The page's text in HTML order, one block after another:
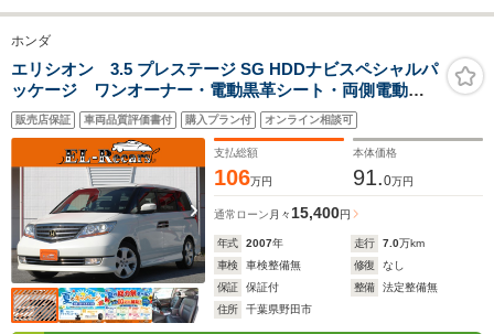
ホンダ
エリシオン 3.5 プレステージ SG HDDナビスペシャルパ
ッケージ ワンオーナー・電動黒革シート・両側電動ス
ライドドア・バックカメラ・フリップダウンモニター・
クルーズコントロール・ドライブレコーダー・HIDヘッド
ライト・シートヒーター・ETC・スマートキーオートA/C
販売店保証 車両品質評価書付 購入プラン付 オンライン相談可
支払総額
106万円
本体価格
91.0万円
通常ローン 月々15,400円
年式 2007年 走行 7.0万km
車検
車検整備無 修復
なし
保証
保証付 整備
法定整備無
住所
千葉県野田市